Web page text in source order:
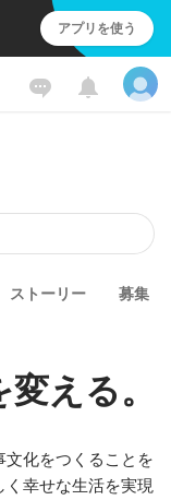
アプリを使う
ストーリー 募集
える。
化をつくることを
幸せな生活を実現